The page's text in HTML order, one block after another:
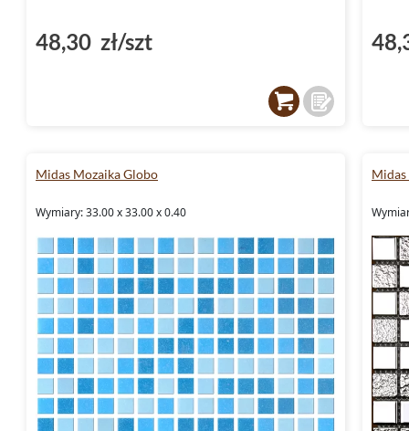
48,30 zł/szt
Midas Mozaika Globo
Wymiary: 33.00 x 33.00 x 0.40
Midas